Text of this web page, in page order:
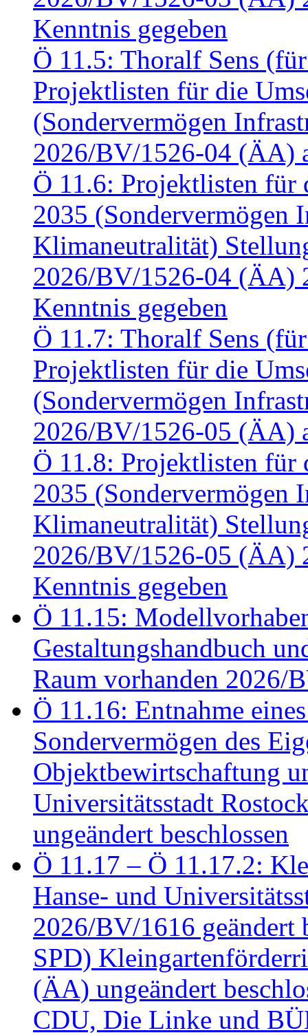
Kenntnis gegeben
Ö 11.5: Thoralf Sens
Projektlisten für die
(Sondervermögen
2026/BV/1526-04 (ÄA)
Ö 11.6: Projektlisten für
2035 (Sondervermögen
Klimaneutralität)
2026/BV/1526-04 (ÄA)
Kenntnis gegeben
Ö 11.7: Thoralf Sens
Projektlisten für die
(Sondervermögen
2026/BV/1526-05 (ÄA)
Ö 11.8: Projektlisten für
2035 (Sondervermögen
Klimaneutralität)
2026/BV/1526-05 (ÄA)
Kenntnis gegeben
Ö 11.15:
Gestaltungshandbuch
Raum vorhanden 2026/
Ö 11.16: Entnahme
Sondervermögen des
Objektbewirtschaftung
Universitätsstadt
ungeändert beschlossen
Ö 11.17 – Ö 11.17.2:
Hanse- und
2026/BV/1616 geändert
SPD)
(ÄA) ungeändert
CDU, Die Linke und